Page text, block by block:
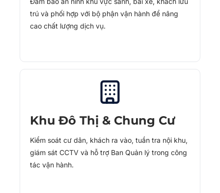
trú và phối hợp với bộ phận vận hành để nâng
cao chất lượng dịch vụ.
Khu Đô Thị & Chung Cư
Kiểm soát cư dân, khách ra vào, tuần tra nội khu,
giám sát CCTV và hỗ trợ Ban Quản lý trong công
tác vận hành.